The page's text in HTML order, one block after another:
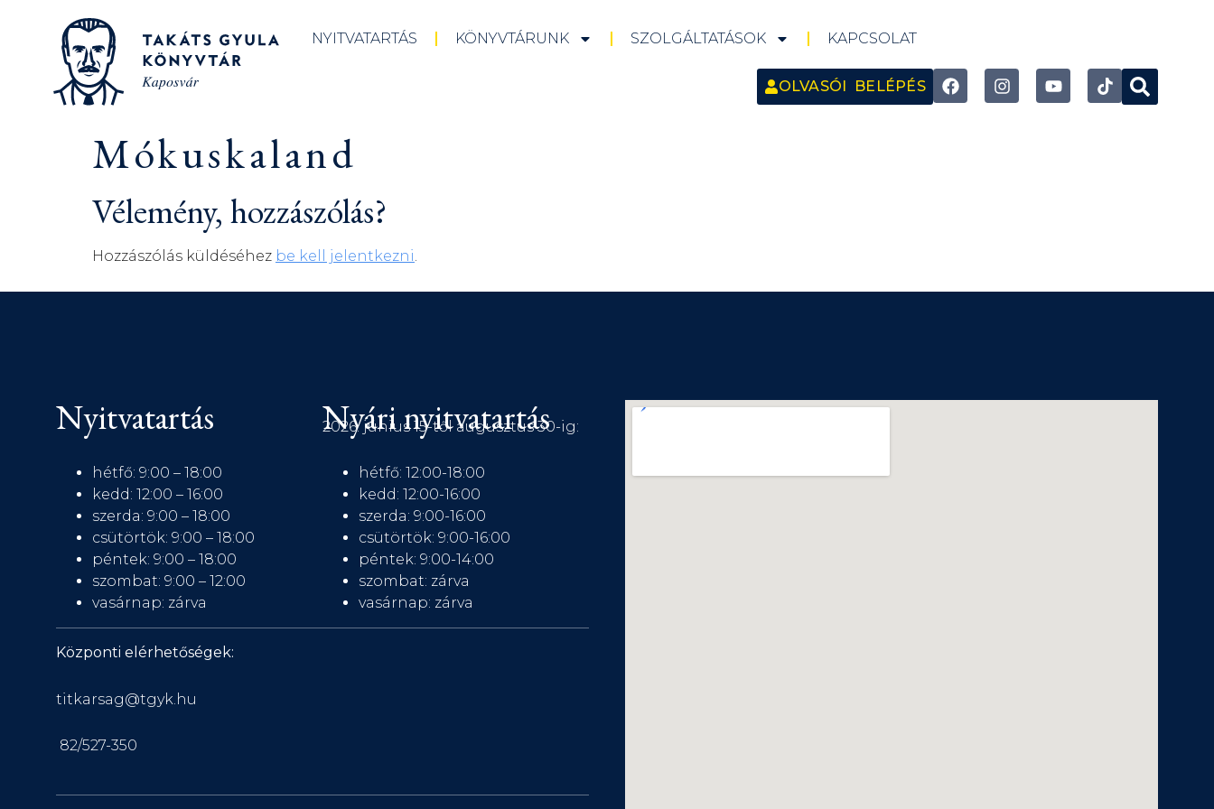
NYITVATARTÁS KÖNYVTÁRUNK SZOLGÁLTATÁSOK KAPCSOLAT
OLVASÓI BELÉPÉS
Mókuskaland
Vélemény, hozzászólás?
Hozzászólás küldéséhez be kell jelentkezni.
Nyitvatartás
hétfő: 9:00 – 18:00
kedd: 12:00 – 16:00
szerda: 9:00 – 18:00
csütörtök: 9:00 – 18:00
péntek: 9:00 – 18:00
szombat: 9:00 – 12:00
vasárnap: zárva
Nyári nyitvatartás
2026. június 15-től augusztus 30-ig:
hétfő: 12:00-18:00
kedd: 12:00-16:00
szerda: 9:00-16:00
csütörtök: 9:00-16:00
péntek: 9:00-14:00
szombat: zárva
vasárnap: zárva
Központi elérhetőségek:
titkarsag@tgyk.hu
82/527-350